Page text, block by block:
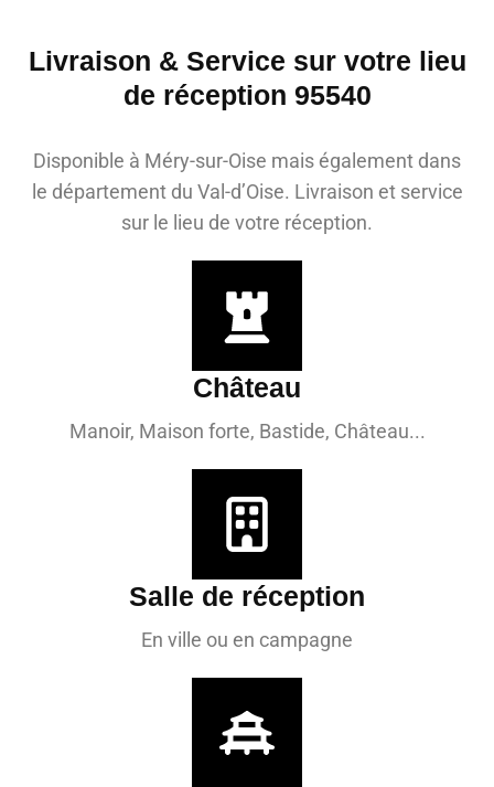
Livraison & Service sur votre lieu
de réception 95540
Disponible à Méry-sur-Oise mais également dans
le département du Val-d’Oise. Livraison et service
sur le lieu de votre réception.
Château
Manoir, Maison forte, Bastide, Château...
Salle de réception
En ville ou en campagne